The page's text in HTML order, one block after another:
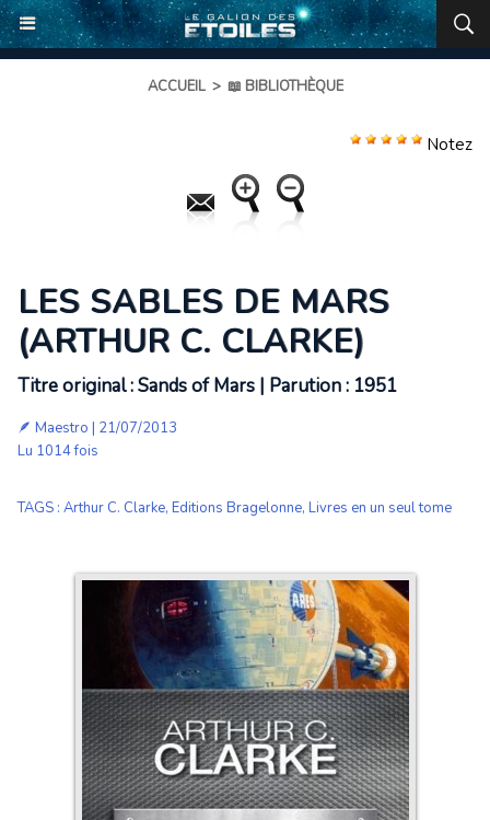
ACCUEIL > 📖 BIBLIOTHÈQUE
Notez
LES SABLES DE MARS
(ARTHUR C. CLARKE)
Titre original : Sands of Mars | Parution : 1951
🪶 Maestro | 21/07/2013
Lu 1014 fois
TAGS : Arthur C. Clarke, Editions Bragelonne, Livres en un seul tome